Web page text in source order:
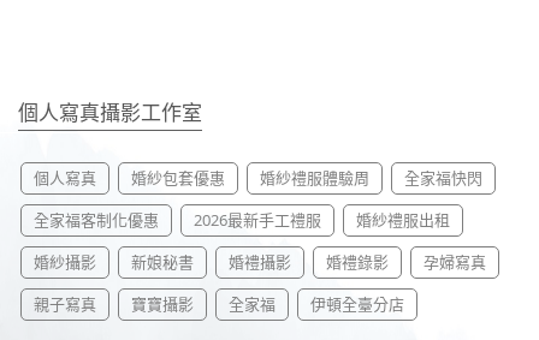
個人寫真攝影工作室
個人寫真 婚紗包套優惠 婚紗禮服體驗周
全家福快閃
全家福客制化優惠
2026最新手工禮服
婚紗禮服出租
婚紗攝影
新娘秘書 婚禮攝影 婚禮錄影
孕婦寫真
親子寫真
寶寶攝影 全家福 伊頓全臺分店